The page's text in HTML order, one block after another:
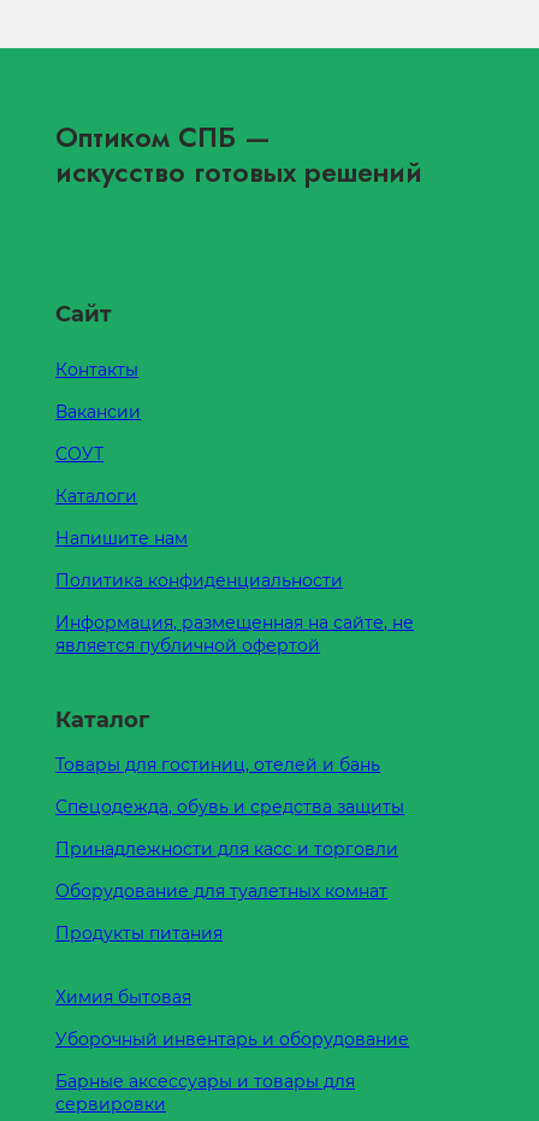
Оптиком СПБ —
искусство готовых решений
Сайт
Контакты
Вакансии
СОУТ
Каталоги
Напишите нам
Политика конфиденциальности
Информация, размещенная на сайте, не
является публичной офертой
Каталог
Товары для гостиниц, отелей и бань
Спецодежда, обувь и средства защиты
Принадлежности для касс и торговли
Оборудование для туалетных комнат
Продукты питания
Химия бытовая
Уборочный инвентарь и оборудование
Барные аксессуары и товары для
сервировки